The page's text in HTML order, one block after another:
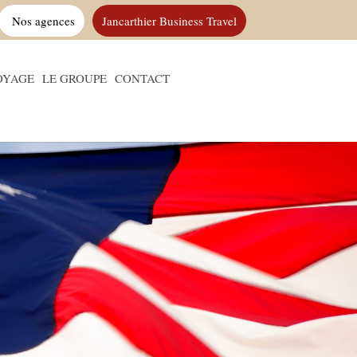
Nos agences Jancarthier Business Travel
LE GROUPE CONTACT